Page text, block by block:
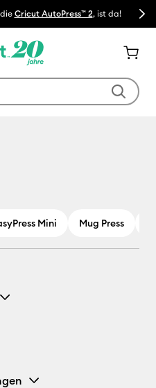
Cricut AutoPress™ 2, ist da! 🔥
Next
Mini Mug Press